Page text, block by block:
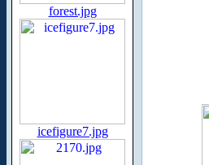
forest.jpg
icefigure7.jpg